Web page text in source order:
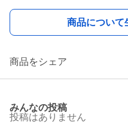
商品について
商品をシェア
みんなの投稿
投稿はありません